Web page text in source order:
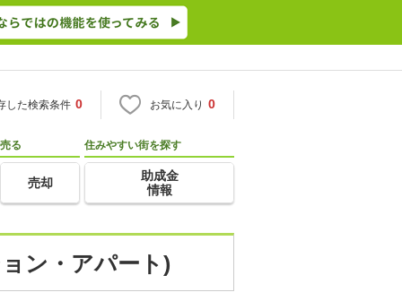
した検索条件 0 お気に入り 0
売る
売却
住みやすい街を探す
助成金
情報
ン・アパート)